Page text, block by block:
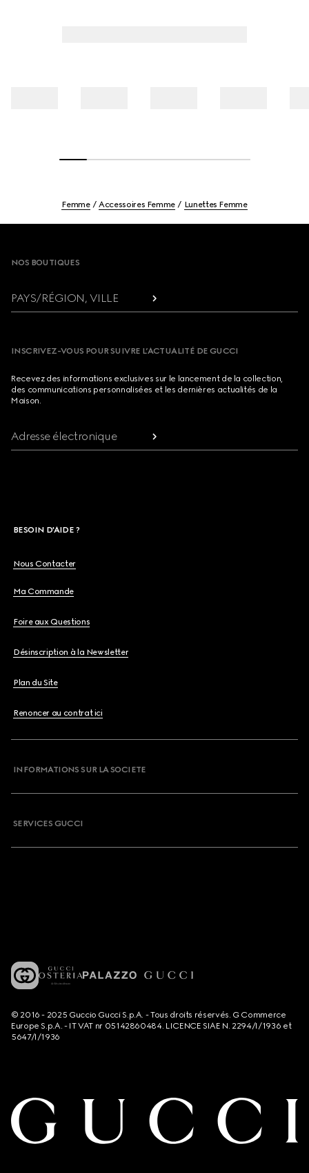
Femme Accessoires Femme Lunettes Femme
NOS BOUTIQUES
PAYS/RÉGION, VILLE
INSCRIVEZ-VOUS POUR SUIVRE L’ACTUALITÉ DE GUCCI
Recevez des informations exclusives sur le lancement de la collection,
des communications personnalisées et les dernières actualités de la
Maison.
Adresse électronique
BESOIN D'AIDE ?
Nous Contacter
Ma Commande
Foire aux Questions
Désinscription à la Newsletter
Plan du Site
Renoncer au contrat ici
INFORMATIONS SUR LA SOCIETE
SERVICES GUCCI
© 2016 - 2025 Guccio Gucci S.p.A. - Tous droits réservés. G Commerce
Europe S.p.A. - IT VAT nr 05142860484. LICENCE SIAE N. 2294/I/1936 et
5647/I/1936